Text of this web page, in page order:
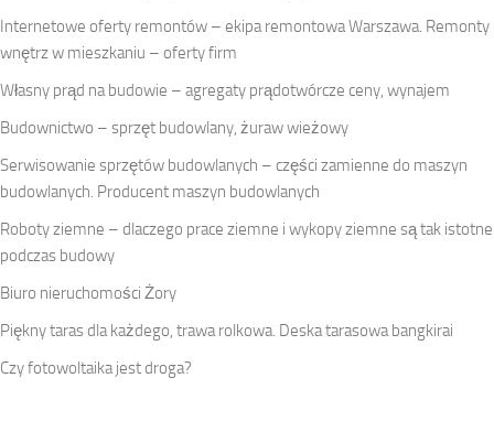
Internetowe oferty remontów – ekipa remontowa Warszawa. Remonty
wnętrz w mieszkaniu – oferty firm
Własny prąd na budowie – agregaty prądotwórcze ceny, wynajem
Budownictwo – sprzęt budowlany, żuraw wieżowy
Serwisowanie sprzętów budowlanych – części zamienne do maszyn
budowlanych. Producent maszyn budowlanych
Roboty ziemne – dlaczego prace ziemne i wykopy ziemne są tak istotne
podczas budowy
Biuro nieruchomości Żory
Piękny taras dla każdego, trawa rolkowa. Deska tarasowa bangkirai
Czy fotowoltaika jest droga?